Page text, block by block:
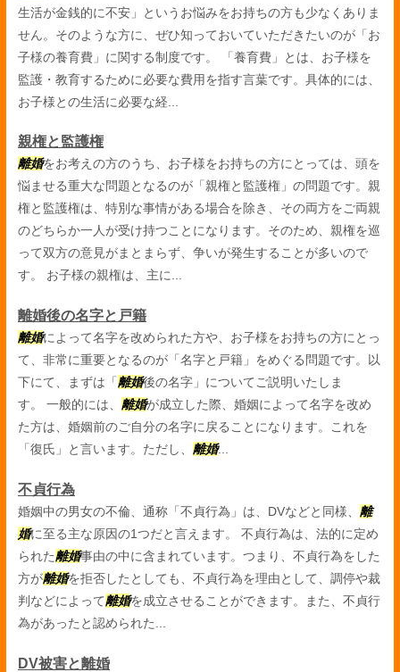
生活が金銭的に不安」というお悩みをお持ちの方も少なくありま
せん。そのような方に、ぜひ知っておいていただきたいのが「お
子様の養育費」に関する制度です。 「養育費」とは、お子様を
監護・教育するために必要な費用を指す言葉です。具体的には、
お子様との生活に必要な経...
親権と監護権
離婚をお考えの方のうち、お子様をお持ちの方にとっては、頭を
悩ませる重大な問題となるのが「親権と監護権」の問題です。親
権と監護権は、特別な事情がある場合を除き、その両方をご両親
のどちらか一人が受け持つことになります。そのため、親権を巡
って双方の意見がまとまらず、争いが発生することが多いので
す。 お子様の親権は、主に...
離婚後の名字と戸籍
離婚によって名字を改められた方や、お子様をお持ちの方にとっ
て、非常に重要となるのが「名字と戸籍」をめぐる問題です。以
下にて、まずは「 離婚後の名字」についてご説明いたしま
す。 一般的には、 離婚が成立した際、婚姻によって名字を改め
た方は、婚姻前のご自分の名字に戻ることになります。これを
「復氏」と言います。ただし、 離婚...
不貞行為
婚姻中の男女の不倫、通称「不貞行為」は、DVなどと同様、 離
婚に至る主な原因の1つだと言えます。 不貞行為は、法的に定め
られた離婚事由の中に含まれています。つまり、不貞行為をした
方が離婚を拒否したとしても、不貞行為を理由として、調停や裁
判などによって離婚を成立させることができます。また、不貞行
為があったと認められた...
DV被害と離婚